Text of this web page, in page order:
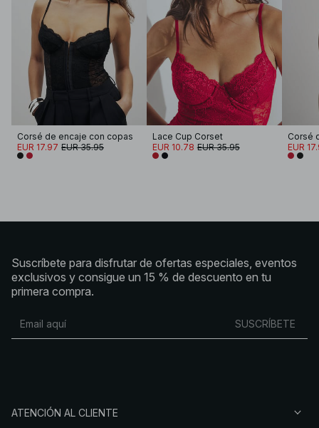
Corsé de encaje con copas
EUR 17.97 EUR 35.95
Lace Cup Corset
EUR 10.78 EUR 35.95
Corsé
EUR
Suscríbete para disfrutar de ofertas especiales, eventos
exclusivos y consigue un 15 % de descuento en tu
primera compra.
SUSCRÍBETE
ATENCIÓN AL CLIENTE